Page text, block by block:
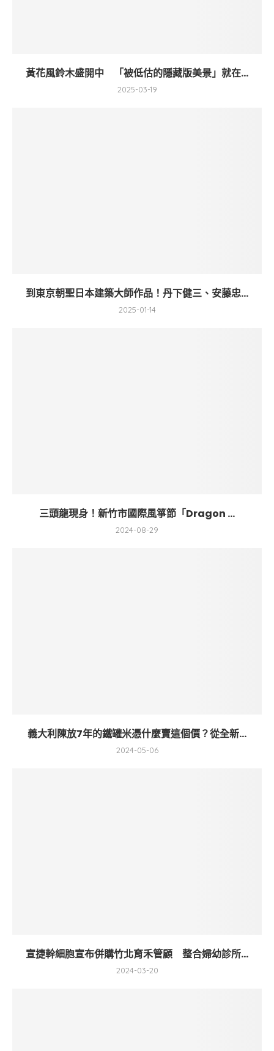
黃花風鈴木盛開中 「被低估的隱藏版美景」就在...
2025-03-19
到東京朝聖日本建築大師作品！丹下健三、安藤忠...
2025-01-14
三頭龍現身！新竹市國際風箏節「Dragon ...
2024-08-29
義大利陳放7年的鐵罐米憑什麼賣這個價？從全新...
2024-05-06
宣捷幹細胞宣布併購竹北育禾管顧 整合婦幼診所...
2024-03-20